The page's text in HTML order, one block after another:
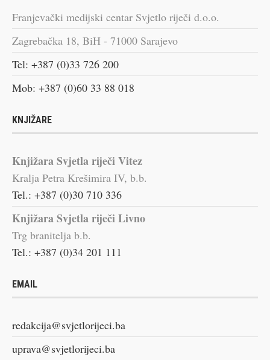
Franjevački medijski centar Svjetlo riječi d.o.o.
Zagrebačka 18, BiH - 71000 Sarajevo
Tel: +387 (0)33 726 200
Mob: +387 (0)60 33 88 018
KNJIŽARE
Knjižara Svjetla riječi Vitez
Kralja Petra Krešimira IV, b.b.
Tel.: +387 (0)30 710 336
Knjižara Svjetla riječi Livno
Trg branitelja b.b.
Tel.: +387 (0)34 201 111
EMAIL
redakcija@svjetlorijeci.ba
uprava@svjetlorijeci.ba